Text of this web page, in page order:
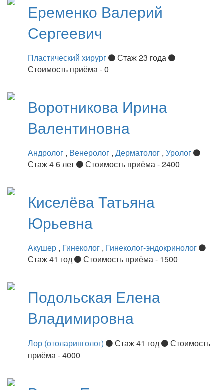
Еременко Валерий
Сергеевич
Пластический хирург
Стаж 23 года
Стоимость приёма - 0
Воротникова Ирина
Валентиновна
Андролог , Венеролог , Дерматолог , Уролог
Стаж 4 6 лет
Стоимость приёма - 2400
КиселёваТатьяна
Юрьевна
Акушер , Гинеколог , Гинеколог-эндокринолог
Стаж 41 год
Стоимость приёма - 1500
Подольская Елена
Владимировна
Лор (отоларинголог) Стаж 41 год
Стоимость
приёма - 4000